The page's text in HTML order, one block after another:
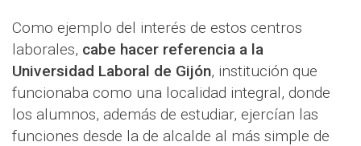
Como ejemplo del interés de estos centros
laborales, cabe hacer referencia a la
Universidad Laboral de Gijón, institución que
funcionaba como una localidad integral, donde
los alumnos, además de estudiar, ejercían las
funciones desde la de alcalde al más simple de